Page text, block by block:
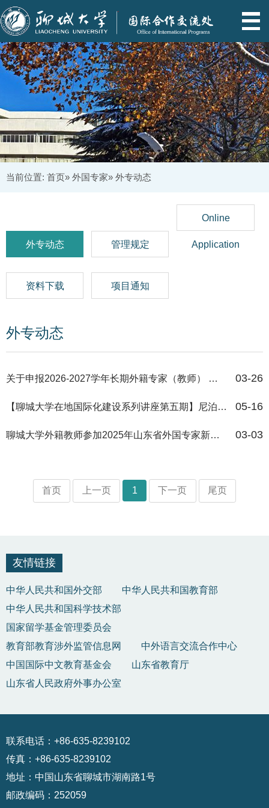
当前位置: 首页» 外国专家» 外专动态
外专动态 管理规定
Online
Application
资料下载 项目通知
外专动态
03-26
关于申报2026-2027学年长期外籍专家（教师） 聘请计划的通知
05-16
【聊城大学在地国际化建设系列讲座第五期】尼泊尔特里布文大学中央化学系马赫...
03-03
聊城大学外籍教师参加2025年山东省外国专家新春联谊会
首页 上一页 1 下一页 尾页
友情链接
中华人民共和国外交部
中华人民共和国教育部
中华人民共和国科学技术部
国家留学基金管理委员会
教育部教育涉外监管信息网
中外语言交流合作中心
中国国际中文教育基金会
山东省教育厅
山东省人民政府外事办公室
联系电话：+86-635-8239102
传真：+86-635-8239102
地址：中国山东省聊城市湖南路1号
邮政编码：252059